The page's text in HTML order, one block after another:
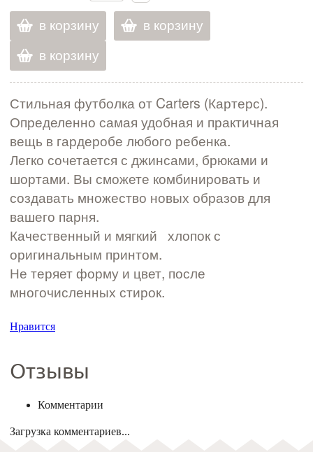
в корзину
в корзину
в корзину
Стильная футболка от Carters (Картерс).
Определенно самая удобная и практичная
вещь в гардеробе любого ребенка.
Легко сочетается с джинсами, брюками и
шортами. Вы сможете комбинировать и
создавать множество новых образов для
вашего парня.
Качественный и мягкий хлопок с
оригинальным принтом.
Не теряет форму и цвет, после
многочисленных стирок.
Нравится
Отзывы
Комментарии
Загрузка комментариев...